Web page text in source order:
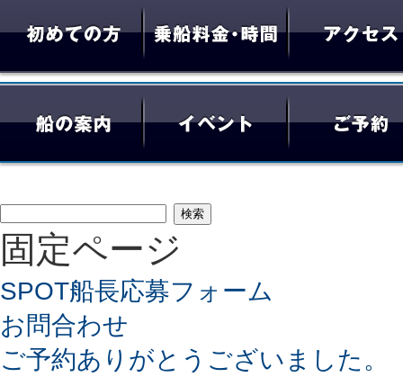
検
索:
固定ページ
SPOT船長応募フォーム
お問合わせ
ご予約ありがとうございました。